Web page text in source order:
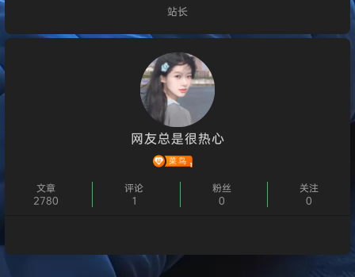
站长
个人主页
网友总是很热心
文章
2780
评论
1
粉丝
0
关注
0